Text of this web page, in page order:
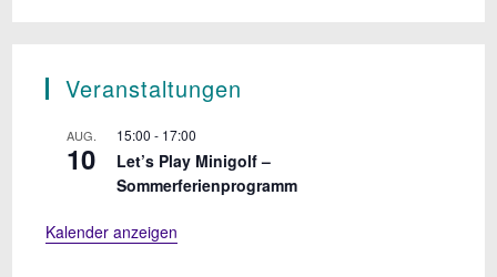
Veranstaltungen
AUG.
10
15:00 - 17:00
Let’s Play Minigolf –
Sommerferienprogramm
Kalender anzeigen